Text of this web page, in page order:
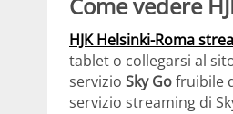
HJK Helsinki-Roma
tablet o collegarsi al
servizio Sky Gofruibile
servizio streaming di